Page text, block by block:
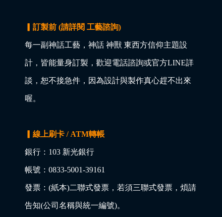
▎訂製前 (請詳閱 工藝諮詢)
每一副神話工藝，神話 神獸 東西方信仰主題設
計，皆能量身訂製，歡迎電話諮詢或官方LINE詳
談，恕不接急件，因為設計與製作真心趕不出來
喔。
▎線上刷卡 / ATM轉帳
銀行：103 新光銀行
帳號：0833-5001-39161
發票：(紙本)二聯式發票，若須三聯式發票，煩請
告知(公司名稱與統一編號)。